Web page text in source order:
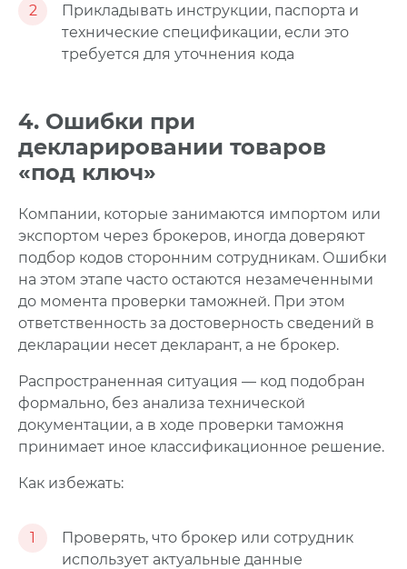
2
Прикладывать инструкции, паспорта и
технические спецификации, если это
требуется для уточнения кода
4. Ошибки при
декларировании товаров
«под ключ»
Компании, которые занимаются импортом или
экспортом через брокеров, иногда доверяют
подбор кодов сторонним сотрудникам. Ошибки
на этом этапе часто остаются незамеченными
до момента проверки таможней. При этом
ответственность за достоверность сведений в
декларации несет декларант, а не брокер.
Распространенная ситуация — код подобран
формально, без анализа технической
документации, а в ходе проверки таможня
принимает иное классификационное решение.
Как избежать:
1
Проверять, что брокер или сотрудник
использует актуальные данные